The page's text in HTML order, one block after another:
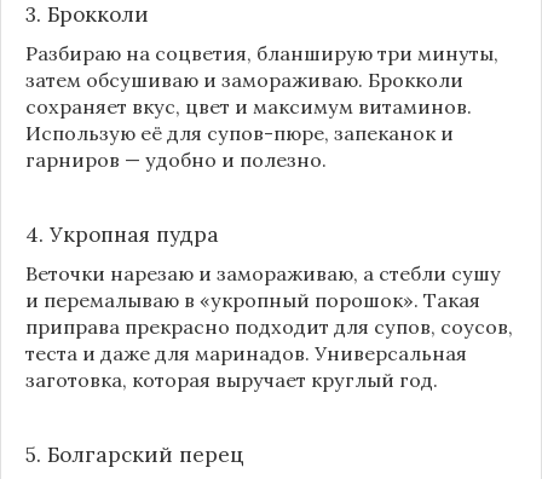
3. Брокколи
Разбираю на соцветия, бланширую три минуты,
затем обсушиваю и замораживаю. Брокколи
сохраняет вкус, цвет и максимум витаминов.
Использую её для супов-пюре, запеканок и
гарниров — удобно и полезно.
4. Укропная пудра
Веточки нарезаю и замораживаю, а стебли сушу
и перемалываю в «укропный порошок». Такая
приправа прекрасно подходит для супов, соусов,
теста и даже для маринадов. Универсальная
заготовка, которая выручает круглый год.
5. Болгарский перец